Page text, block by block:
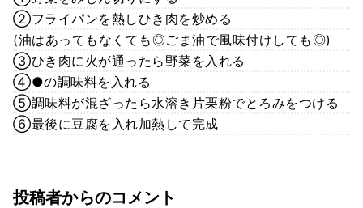
②フライパンを熱しひき肉を炒める
(油はあってもなくても◎ごま油で風味付けしても◎)
③ひき肉に火が通ったら野菜を入れる
④●の調味料を入れる
⑤調味料が混ざったら水溶き片栗粉でとろみをつける
⑥最後に豆腐を入れ加熱して完成
投稿者からのコメント